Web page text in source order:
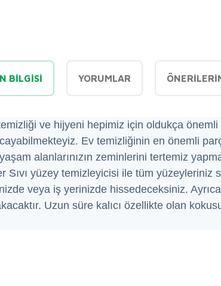
BILGISI YORUMLAR
ve hijyeni hepimiz için oldukça
Ev temizliğinin en önemli
alanlarınızın zeminlerini tertemiz
yüzey temizleyicisi ile tüm yüzeyleriniz
veya iş yerinizde hissedeceksiniz.
Uzun süre kalıcı özellikte olan